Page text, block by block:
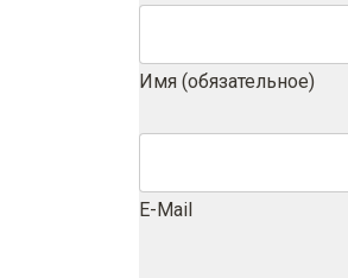
Имя (обязательное)
E-Mail